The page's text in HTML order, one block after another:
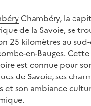
Chambéry, la
de la Savoie, se
25 kilomètres au
en-Bauges.
est connue pour
de Savoie, ses
et son ambiance